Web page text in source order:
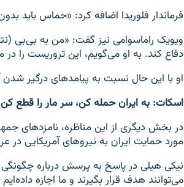
فرماندار فلوریدا اضافه کرد: «حماس باید
ویویک راماسوامی نیز گفت: «من به بی‌بی
دفاع کند. به او می‌گویم، این تروریست را
او با این حال نسبت به پیامدهای درگیر
اسکات: به ایران حمله کن، سر مار را قطع کن
در بخش دیگری از این مناظره، نامزدهای
مورد حمایت ایران به نیروهای آمریکایی